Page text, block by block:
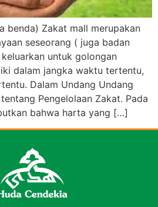
benda) Zakat mall merupakan
seseorang ( juga badan
untuk golongan
dalam jangka waktu tertentu,
Dalam Undang Undang
Pengelolaan Zakat. Pada
bahwa harta yang […]